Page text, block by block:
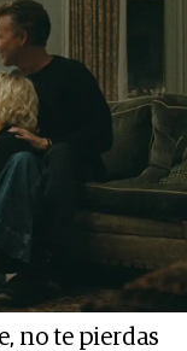
no te pierdas